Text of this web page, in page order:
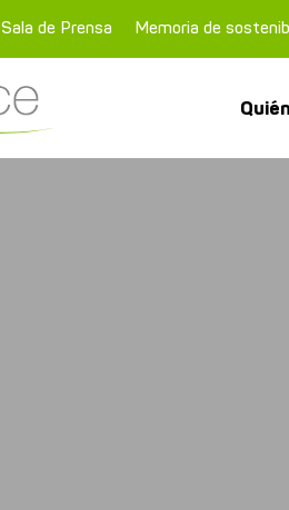
Sala de Prensa Memoria de